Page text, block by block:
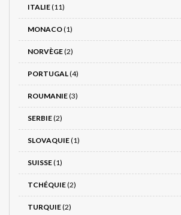
ITALIE(11)
MONACO(1)
NORVÈGE(2)
PORTUGAL(4)
ROUMANIE(3)
SERBIE(2)
SLOVAQUIE(1)
SUISSE(1)
TCHÉQUIE(2)
TURQUIE(2)